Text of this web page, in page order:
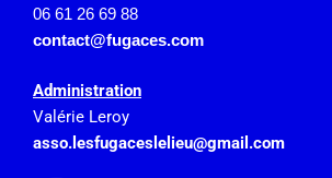
06 61 26 69 88
contact@fugaces.com
Administration
Valérie Leroy
asso.lesfugaceslelieu@gmail.com